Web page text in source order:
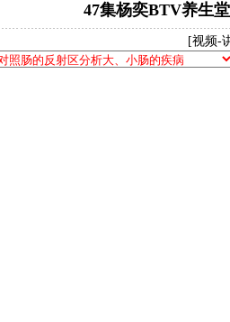
47集杨奕BTV养生
[视频-